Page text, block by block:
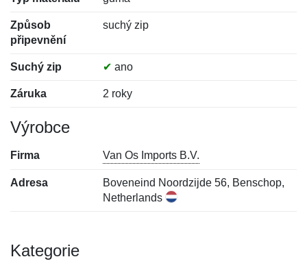
Způsob
připevnění
suchý zip
Suchý zip ✔ ano
Záruka 2 roky
Výrobce
Firma Van Os Imports B.V.
Adresa
Boveneind Noordzijde 56, Benschop,
Netherlands
Kategorie